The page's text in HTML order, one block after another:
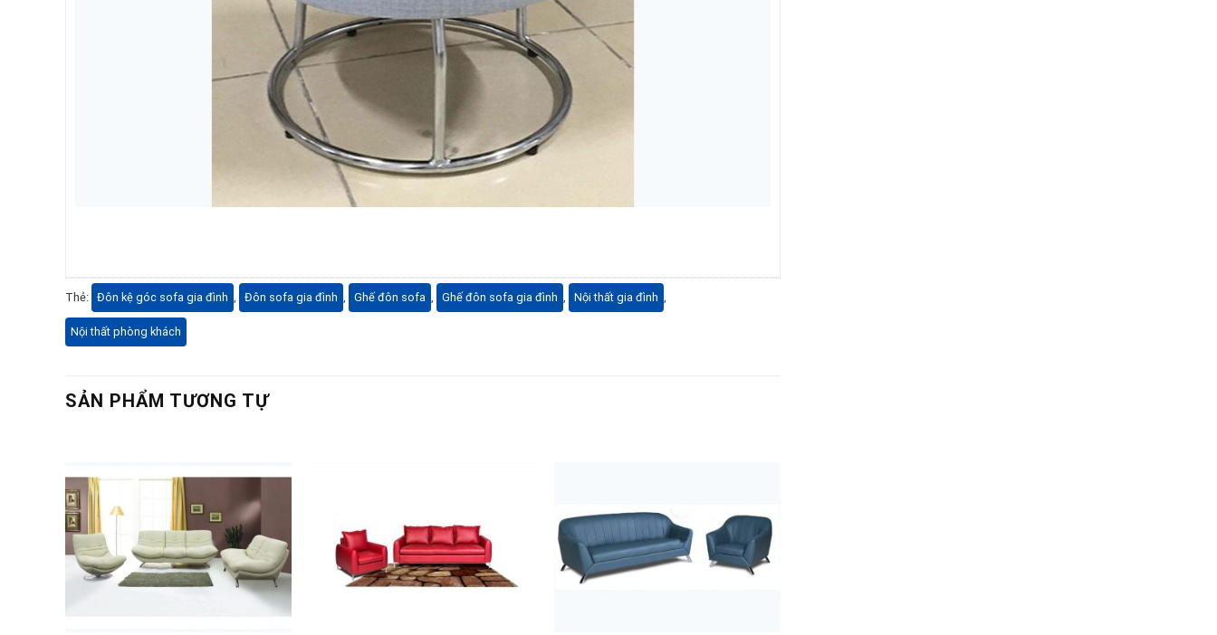
Thẻ: Đôn kệ góc sofa gia đình Đôn sofa gia đình Ghế đôn sofa Ghế đôn sofa gia đình Nội thất gia đình
Nội thất phòng khách
SẢN PHẨM TƯƠNG TỰ